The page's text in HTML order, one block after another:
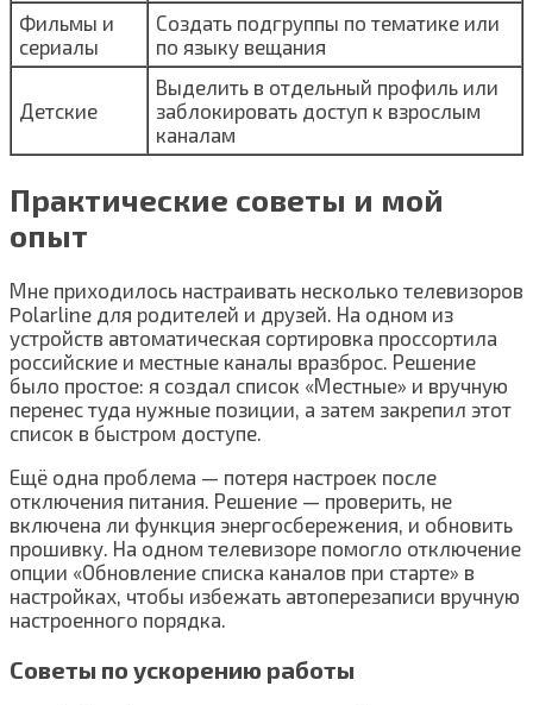
Фильмы и
сериалы
Создать подгруппы по тематике или
по языку вещания
Детские
Выделить в отдельный профиль или
заблокировать доступ к взрослым
каналам
Практические советы и мой
опыт
Мне приходилось настраивать несколько телевизоров
Polarline для родителей и друзей. На одном из
устройств автоматическая сортировка проссортила
российские и местные каналы вразброс. Решение
было простое: я создал список «Местные» и вручную
перенес туда нужные позиции, а затем закрепил этот
список в быстром доступе.
Ещё одна проблема — потеря настроек после
отключения питания. Решение — проверить, не
включена ли функция энергосбережения, и обновить
прошивку. На одном телевизоре помогло отключение
опции «Обновление списка каналов при старте» в
настройках, чтобы избежать автоперезаписи вручную
настроенного порядка.
Советы по ускорению работы